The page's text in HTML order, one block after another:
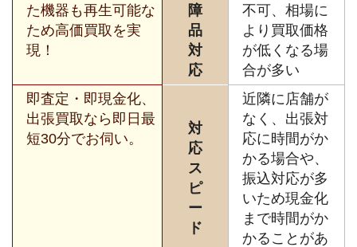
た機器も再生可能な
ため高価買取を実
現！
障
品
対
応
不可、相場に
より買取価格
が低くなる場
合が多い
即査定・即現金化、
出張買取なら即日最
短30分でお伺い。
対
応
ス
ピ
ー
ド
近隣に店舗が
なく、出張対
応に時間がか
かる場合や、
振込対応が多
いため現金化
まで時間がか
かることがあ